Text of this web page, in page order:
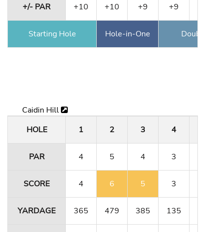
+/- PAR +10 +10 +9 +9
Starting Hole Hole-in-One Double
Caidin Hill
HOLE
1 2 3 4
PAR 4 5 4 3
SCORE 4 6 5 3
YARDAGE 365 479 385 135